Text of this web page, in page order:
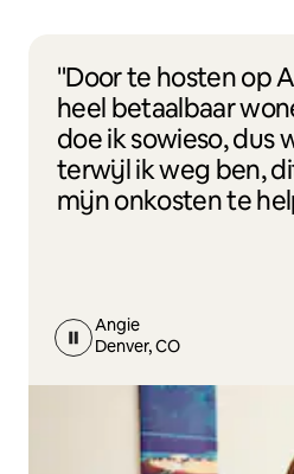
"Door te hosten op
heel betaalbaar
doe ik sowieso, dus
terwijl ik weg ben,
mijn onkosten te
Angie
Denver, CO